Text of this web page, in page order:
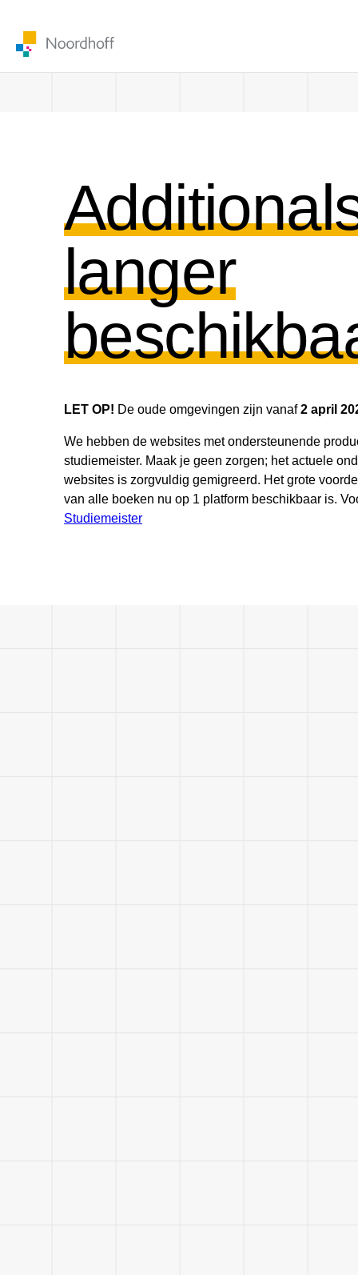
langer
LET OP! De oude omgevingen zijn vanaf2 april
We hebben de websites met ondersteunende
studiemeister. Maak je geen zorgen; het actuele
websites is zorgvuldig gemigreerd. Het grote
van alle boeken nu op 1 platform beschikbaar is.
Studiemeister